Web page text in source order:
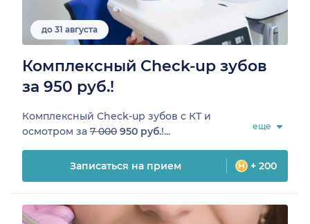
до 31 августа
Комплексный Check-up зубов
за 950 руб.!
Комплексный Check-up зубов c КТ и
осмотром за 7 000 950 руб.!... еще
Записаться на прием + 200